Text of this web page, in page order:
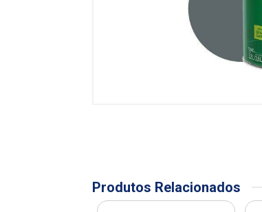
Produtos Relacionados